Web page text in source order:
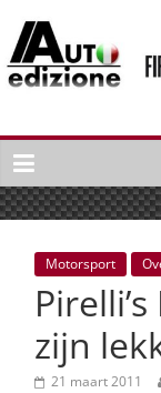
naar
inhoud
Auto
La
Gazetta
dell'Automobile
Italiana
Italiaans
autonieuws
Motorsport
zijn
21 maart 2011